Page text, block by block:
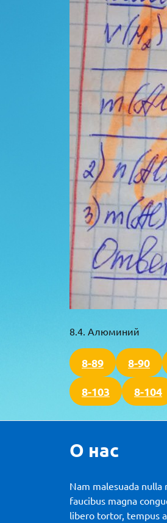
8.4. Алюминий
8-89 8-90
8-103 8-104
О нас
Nam malesuada nulla
faucibus magna
libero tortor, tempus